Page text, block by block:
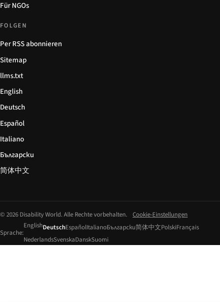
Für NGOs
FOLGEN
Per RSS abonnieren
Sitemap
llms.txt
English
Deutsch
Español
Italiano
Български
简体中文
© 2026 Disability World. Alle Rechte vorbehalten. Cookie-Einstellungen
Sprache:
EnglishDeutschEspañolItalianoБългарски简体中文PolskiFrançais
NederlandsSvenskaDanskSuomi